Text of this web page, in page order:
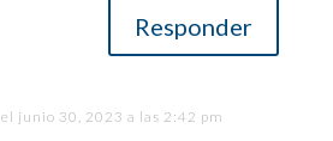
Responder
el junio 30, 2023 a las 2:42 pm